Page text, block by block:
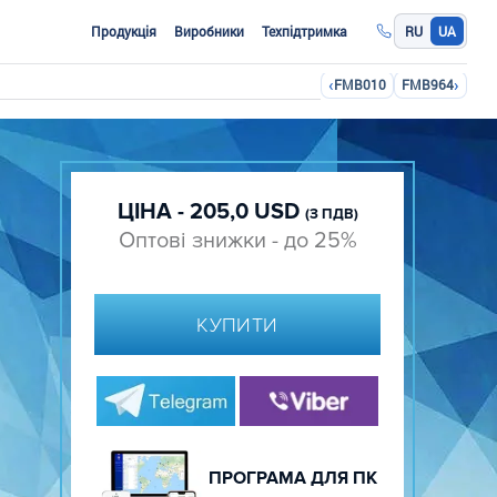
Продукція Виробники Техпідтримка RU UA
‹FMB010 FMB964›
ЦІНА - 205,0 USD (З ПДВ)
Оптові знижки - до 25%
КУПИТИ
ПРОГРАМА ДЛЯ ПК